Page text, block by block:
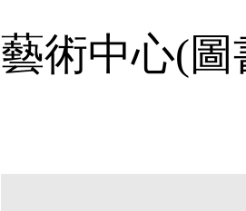
藝術中心(